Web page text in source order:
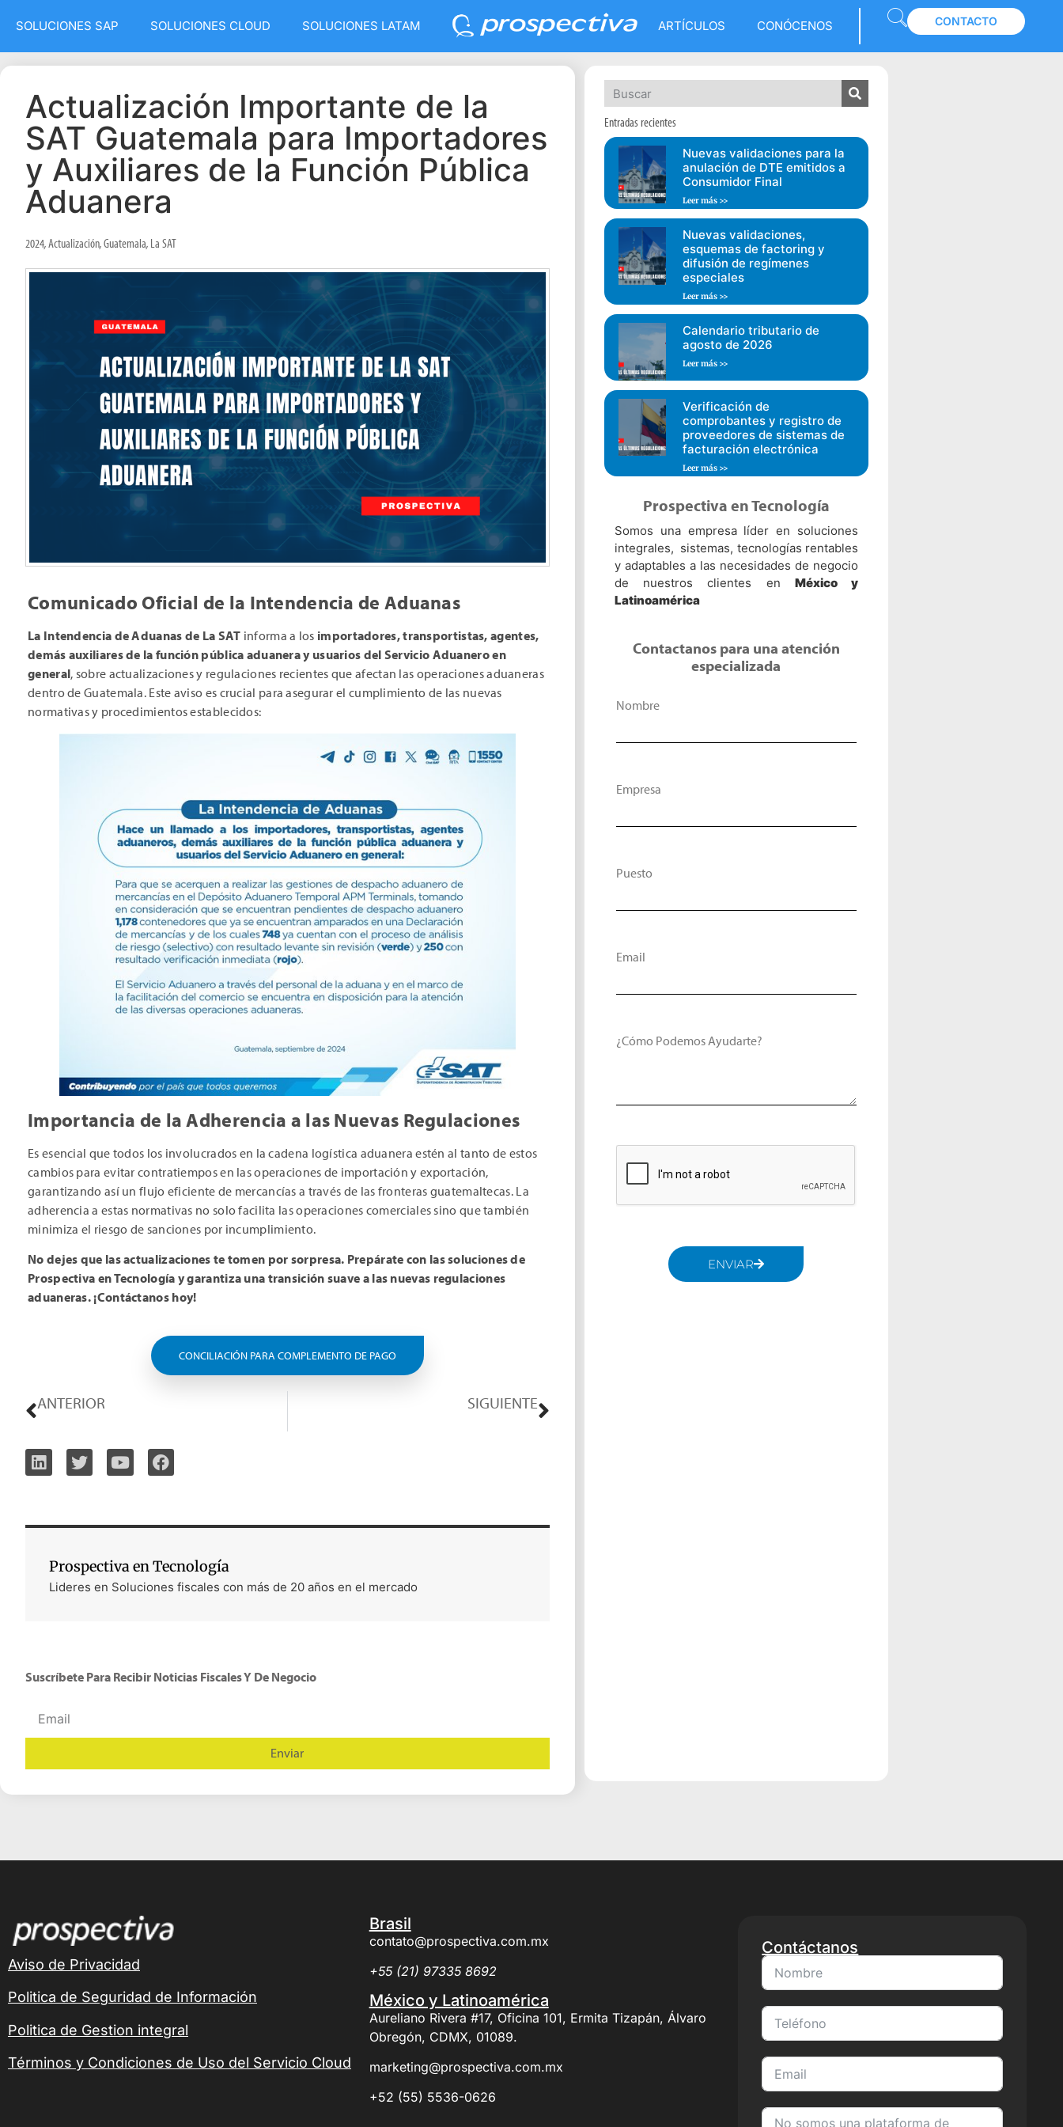
SOLUCIONES SAP SOLUCIONES CLOUD SOLUCIONES LATAM ARTÍCULOS CONÓCENOS CONTACTO
Actualización Importante de la
SAT Guatemala para Importadores
y Auxiliares de la Función Pública
Aduanera
2024,Actualización,Guatemala, La SAT
Comunicado Oficial de la Intendencia de Aduanas
La Intendencia de Aduanas de La SAT informa a los importadores, transportistas, agentes,
demás auxiliares de la función pública aduanera y usuarios del Servicio Aduanero en
general, sobre actualizaciones y regulaciones recientes que afectan las operaciones aduaneras
dentro de Guatemala. Este aviso es crucial para asegurar el cumplimiento de las nuevas
normativas y procedimientos establecidos:
Importancia de la Adherencia a las Nuevas Regulaciones
Es esencial que todos los involucrados en la cadena logística aduanera estén al tanto de estos
cambios para evitar contratiempos en las operaciones de importación y exportación,
garantizando así un flujo eficiente de mercancías a través de las fronteras guatemaltecas. La
adherencia a estas normativas no solo facilita las operaciones comerciales sino que también
minimiza el riesgo de sanciones por incumplimiento.
No dejes que las actualizaciones te tomen por sorpresa. Prepárate con las soluciones de
Prospectiva en Tecnología y garantiza una transición suave a las nuevas regulaciones
aduaneras. ¡Contáctanos hoy!
CONCILIACIÓN PARA COMPLEMENTO DE PAGO
ANTERIOR SIGUIENTE
Prospectiva en Tecnología
Lideres en Soluciones fiscales con más de 20 años en el mercado
Suscríbete Para Recibir Noticias Fiscales Y De Negocio
Enviar
Entradas recientes
Nuevas validaciones para la
anulación de DTE emitidos a
Consumidor Final
Leer más >>
Nuevas validaciones,
esquemas de factoring y
difusión de regímenes
especiales
Leer más >>
Calendario tributario de
agosto de 2026
Leer más >>
Verificación de
comprobantes y registro de
proveedores de sistemas de
facturación electrónica
Leer más >>
Prospectiva en Tecnología
Somos una empresa líder en soluciones
integrales, sistemas, tecnologías rentables
y adaptables a las necesidades de negocio
de nuestros clientes en México y
Latinoamérica
Contactanos para una atención
especializada
Nombre
Empresa
Puesto
Email
¿Cómo Podemos Ayudarte?
ENVIAR
Aviso de Privacidad
Politica de Seguridad de Información
Politica de Gestion integral
Términos y Condiciones de Uso del Servicio Cloud
Brasil
contato@prospectiva.com.mx
+55 (21) 97335 8692
México y Latinoamérica
Aureliano Rivera #17, Oficina 101, Ermita Tizapán, Álvaro
Obregón, CDMX, 01089.
marketing@prospectiva.com.mx
+52 (55) 5536-0626
Contáctanos